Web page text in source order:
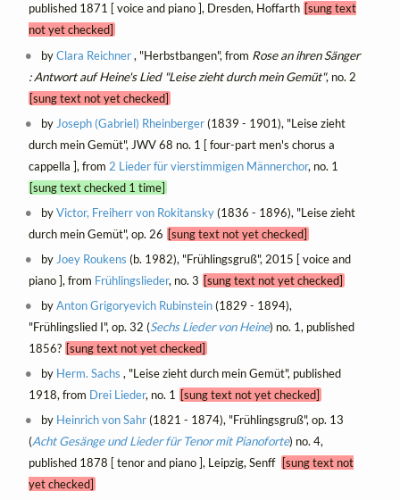
published 1871 [ voice and piano ], Dresden, Hoffarth [sung text
not yet checked]
byClara Reichner, "Herbstbangen", from Rose an ihren Sänger
: Antwort auf Heine's Lied "Leise zieht durch mein Gemüt", no. 2
[sung text not yet checked]
by Joseph (Gabriel) Rheinberger(1839 - 1901), "Leise zieht
durch mein Gemüt", JWV 68 no. 1 [ four-part men's chorus a
cappella ], from 2 Lieder für vierstimmigen Männerchor, no. 1
[sung text checked 1 time]
byVictor, Freiherr von Rokitansky(1836 - 1896), "Leise zieht
durch mein Gemüt", op. 26 [sung text not yet checked]
by Joey Roukens (b. 1982), "Frühlingsgruß", 2015 [ voice and
piano ], from Frühlingslieder, no. 3 [sung text not yet checked]
byAnton Grigoryevich Rubinstein(1829 - 1894),
"Frühlingslied I", op. 32 (Sechs Lieder von Heine) no. 1, published
1856? [sung text not yet checked]
by Herm. Sachs , "Leise zieht durch mein Gemüt", published
1918, from Drei Lieder, no. 1
[sung text not yet checked]
by Heinrich von Sahr(1821 - 1874), "Frühlingsgruß", op. 13
(Acht Gesänge und Lieder für Tenor mit Pianoforte) no. 4,
published 1878 [ tenor and piano ], Leipzig, Senff [sung text not
yet checked]